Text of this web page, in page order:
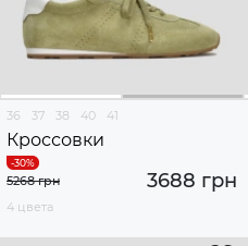
36 37 38 40 41
Кроссовки
3688 грн
5268 грн
4 цвета